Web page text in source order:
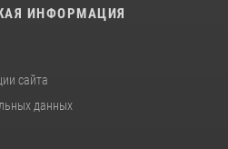
ИНФОРМАЦИЯ
сайта
данных